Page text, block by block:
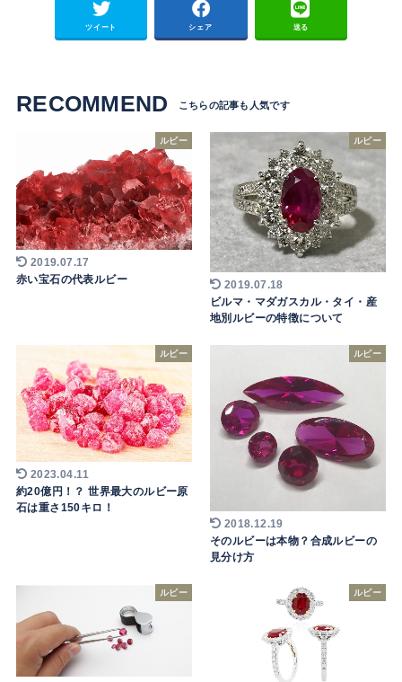
ツイート シェア 送る
RECOMMEND
ルビー
2019.07.17
赤い宝石の代表ルビー
ルビー
2019.07.18
ビルマ・マダガスカル・タイ・産
地別ルビーの特徴について
ルビー
2023.04.11
約20億円！？ 世界最大のルビー原
石は重さ150キロ！
ルビー
2018.12.19
そのルビーは本物？合成ルビーの
見分け方
ルビー ルビー